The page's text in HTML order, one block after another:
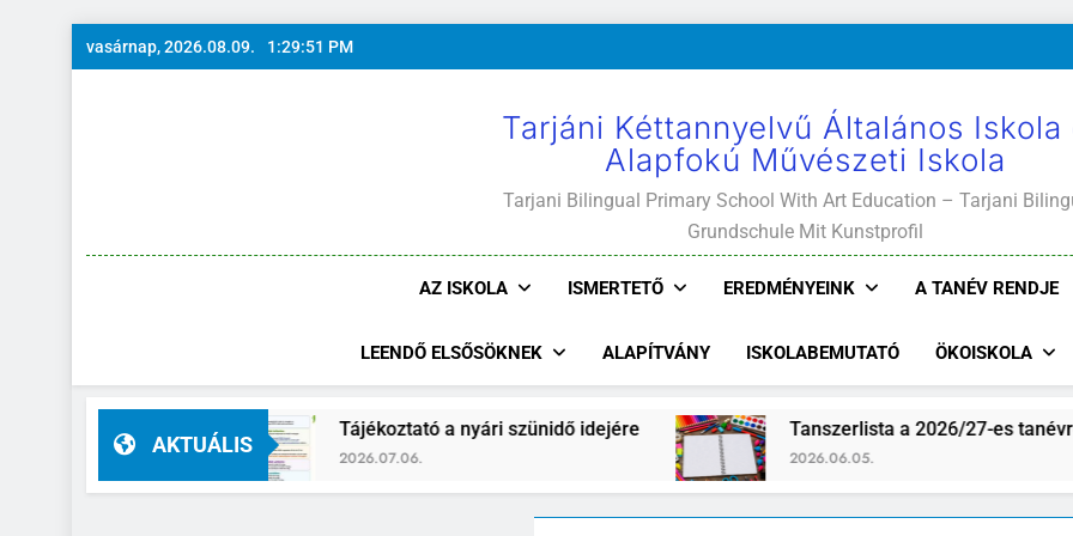
Ugrás
a
vasárnap, 2026.08.09. 1:29:52 PM
Tarjáni Kéttannyelvű Általános Iskola
Alapfokú Művészeti Iskola
Tarjani Bilingual Primary School With Art Education – Tarjani
Grundschule Mit Kunstprofil
AZ ISKOLA ISMERTETŐ EREDMÉNYEINK A TANÉV RENDJE
LEENDŐ ELSŐSÖKNEK ALAPÍTVÁNY ISKOLABEMUTATÓ ÖKOISKOLA
AKTUÁLIS
helyettes Tájékoztató a nyári szünidő idejére
2026.07.06.
Tanszerlista a 2026/27-es tanévre
2026.06.05.